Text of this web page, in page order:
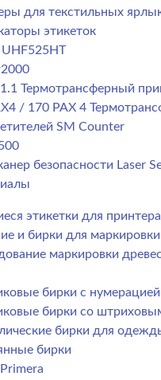
для текстильных
этикеток
Термотрансферный
/ 170 PAX 4
SM Counter
безопасности Laser
этикетки для принтера
и бирки для
маркировки
бирки с нумерацией
бирки со
бирки для
бирки